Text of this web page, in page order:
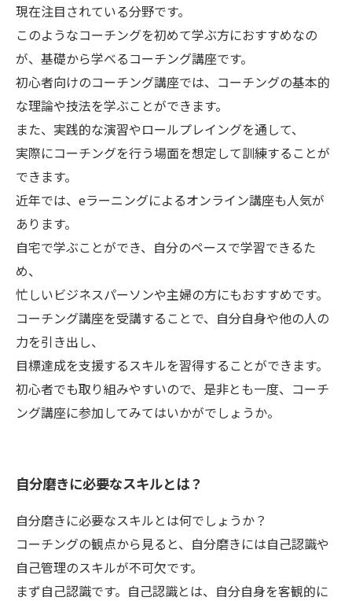
現在注目されている分野です。
このようなコーチングを初めて学ぶ方におすすめなの
が、基礎から学べるコーチング講座です。
初心者向けのコーチング講座では、コーチングの基本的
な理論や技法を学ぶことができます。
また、実践的な演習やロールプレイングを通して、
実際にコーチングを行う場面を想定して訓練することが
できます。
近年では、eラーニングによるオンライン講座も人気が
あります。
自宅で学ぶことができ、自分のペースで学習できるた
め、
忙しいビジネスパーソンや主婦の方にもおすすめです。
コーチング講座を受講することで、自分自身や他の人の
力を引き出し、
目標達成を支援するスキルを習得することができます。
初心者でも取り組みやすいので、是非とも一度、コーチ
ング講座に参加してみてはいかがでしょうか。
自分磨きに必要なスキルとは？
自分磨きに必要なスキルとは何でしょうか？
コーチングの観点から見ると、自分磨きには自己認識や
自己管理のスキルが不可欠です。
まず自己認識です。自己認識とは、自分自身を客観的に